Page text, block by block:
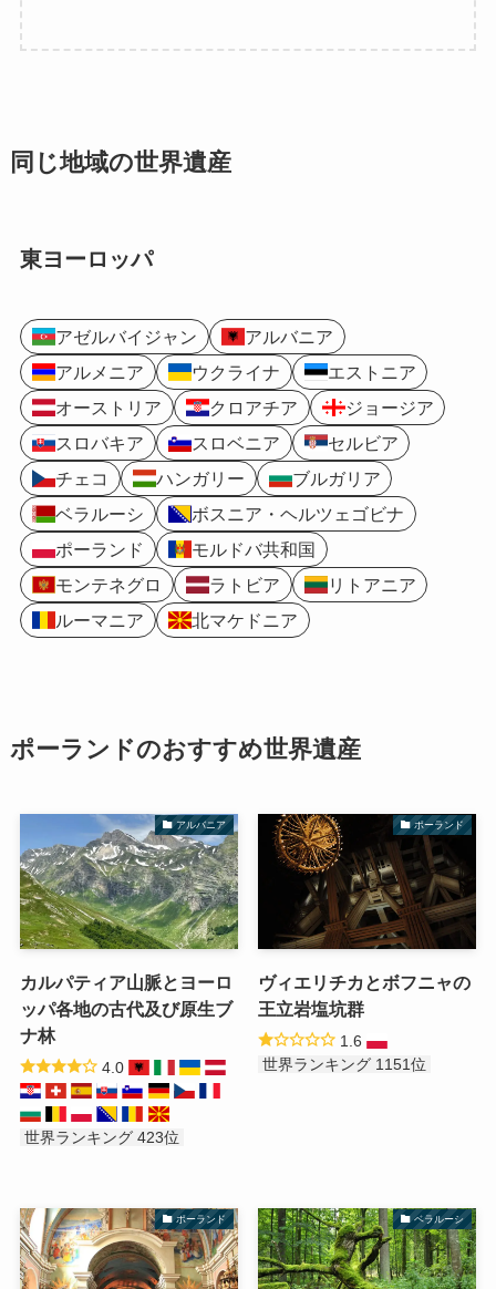
同じ地域の世界遺産
東ヨーロッパ
アゼルバイジャン
アルバニア
アルメニア
ウクライナ
エストニア
オーストリア
クロアチア
ジョージア
スロバキア
スロベニア
セルビア
チェコ
ハンガリー
ブルガリア
ベラルーシ
ボスニア・ヘルツェゴビナ
ポーランド
モルドバ共和国
モンテネグロ
ラトビア
リトアニア
ルーマニア
北マケドニア
ポーランドのおすすめ世界遺産
アルバニア
カルパティア山脈とヨーロ
ッパ各地の古代及び原生ブ
ナ林
4.0
世界ランキング 423位
ポーランド
ヴィエリチカとボフニャの
王立岩塩坑群
1.6
世界ランキング 1151位
ポーランド ベラルーシ